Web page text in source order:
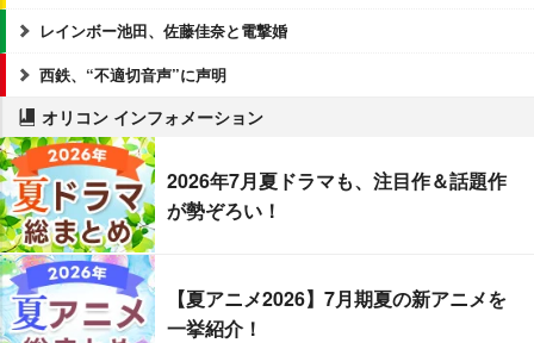
レインボー池田、佐藤佳奈と電撃婚
西鉄、“不適切音声”に声明
オリコン インフォメーション
2026年7月夏ドラマも、注目作＆話題作
が勢ぞろい！
【夏アニメ2026】7月期夏の新アニメを
一挙紹介！